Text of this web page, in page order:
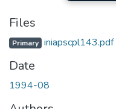
Files
Primary iniapscpl143.pdf
Date
1994-08